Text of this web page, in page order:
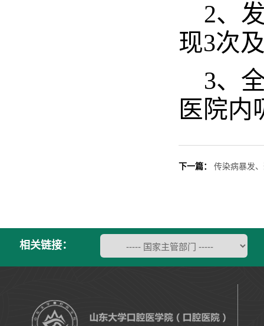
2、
现3次
3、
医院内
下一篇： 传染病暴发
相关链接：